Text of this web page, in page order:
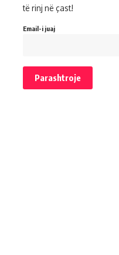
të rinj në çast!
Email-i juaj